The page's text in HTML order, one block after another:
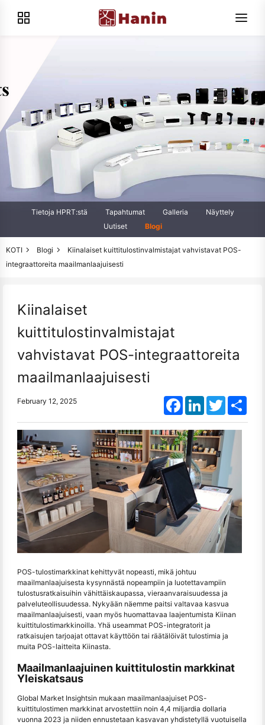
Tietoja HPRT:stä Tapahtumat Galleria
Näyttely
Uutiset
Blogi
KOTI Blogi
Kiinalaiset kuittitulostinvalmistajat vahvistavat POS-
integraattoreita maailmanlaajuisesti
Kiinalaiset
kuittitulostinvalmistajat
vahvistavat POS-integraattoreita
maailmanlaajuisesti
February 12, 2025 FacebookLinkedInTwitter
POS-tulostimarkkinat kehittyvät nopeasti, mikä johtuu
maailmanlaajuisesta kysynnästä nopeampiin ja luotettavampiin
tulostusratkaisuihin vähittäiskaupassa, vieraanvaraisuudessa ja
palveluteollisuudessa. Nykyään näemme paitsi valtavaa kasvua
maailmanlaajuisesti, vaan myös huomattavaa laajentumista Kiinan
kuittitulostimarkkinoilla. Yhä useammat POS-integratorit ja
ratkaisujen tarjoajat ottavat käyttöön tai räätälöivät tulostimia ja
muita POS-laitteita Kiinasta.
Maailmanlaajuinen kuittitulostin markkinat
Yleiskatsaus
Global Market Insightsin mukaan maailmanlaajuiset POS-
kuittitulostimen markkinat arvostettiin noin 4,4 miljardia dollaria
vuonna 2023 ja niiden ennustetaan kasvavan yhdistetyllä vuotuisella